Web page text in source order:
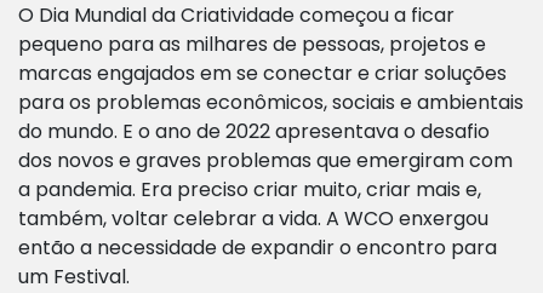
O Dia Mundial da Criatividade começou a ficar
pequeno para as milhares de pessoas, projetos e
marcas engajados em se conectar e criar soluções
para os problemas econômicos, sociais e ambientais
do mundo. E o ano de 2022 apresentava o desafio
dos novos e graves problemas que emergiram com
a pandemia. Era preciso criar muito, criar mais e,
também, voltar celebrar a vida. A WCO enxergou
então a necessidade de expandir o encontro para
um Festival.